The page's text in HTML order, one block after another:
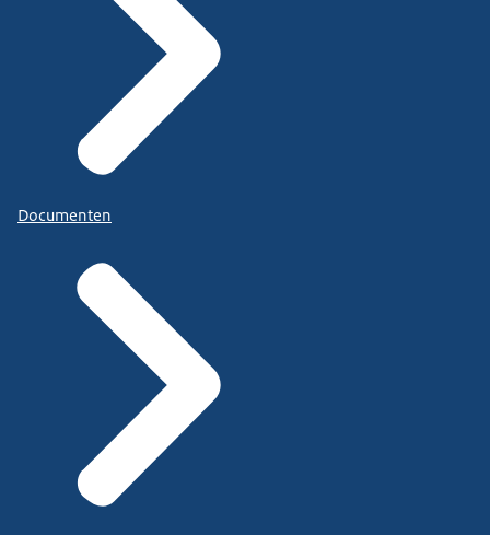
Documenten